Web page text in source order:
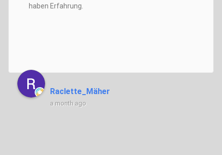
haben Erfahrung.
Raclette_Mäher
a month ago